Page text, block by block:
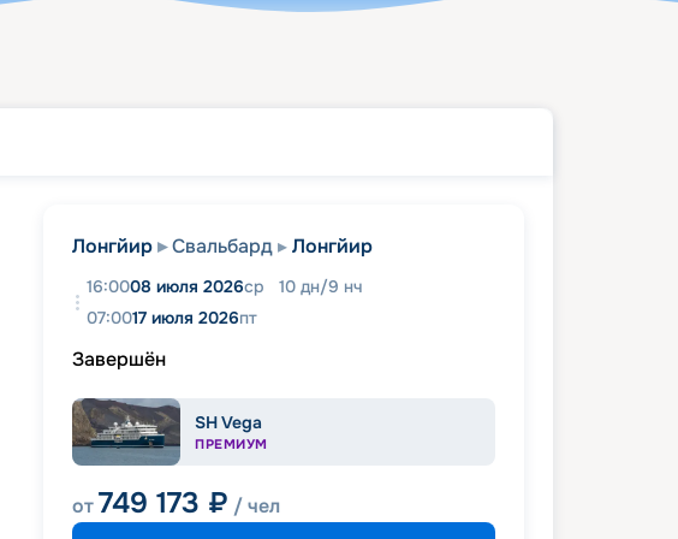
Лонгйир Свальбард Лонгйир
16:0008 июля 2026ср 10 дн/9 нч
07:0017 июля 2026пт
Завершён
SH Vega
ПРЕМИУМ
от749 173 ₽ / чел